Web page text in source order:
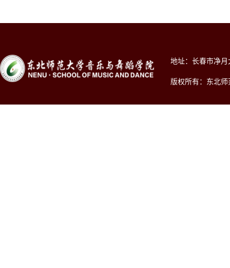
地址：长春市净
版权所有：东北